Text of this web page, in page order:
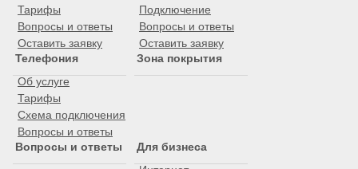
Тарифы
Вопросы и ответы
Оставить заявку
Подключение
Вопросы и ответы
Оставить заявку
Телефония
Об услуге
Тарифы
Схема подключения
Вопросы и ответы
Зона покрытия
Вопросы и ответы
Для бизнеса